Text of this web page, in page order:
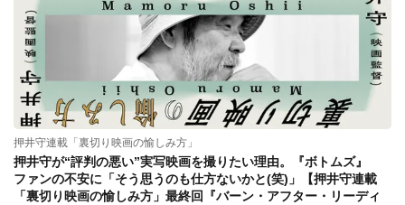
押井守連載「裏切り映画の愉しみ方」
押井守が“評判の悪い”実写映画を撮りたい理由。『ボトムズ』
ファンの不安に「そう思うのも仕方ないかと(笑)」【押井守連載
「裏切り映画の愉しみ方」最終回『バーン・アフター・リーディ